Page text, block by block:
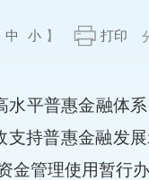
中 小 】 打印
平普惠金融体
持普惠金融发
金管理使用暂行